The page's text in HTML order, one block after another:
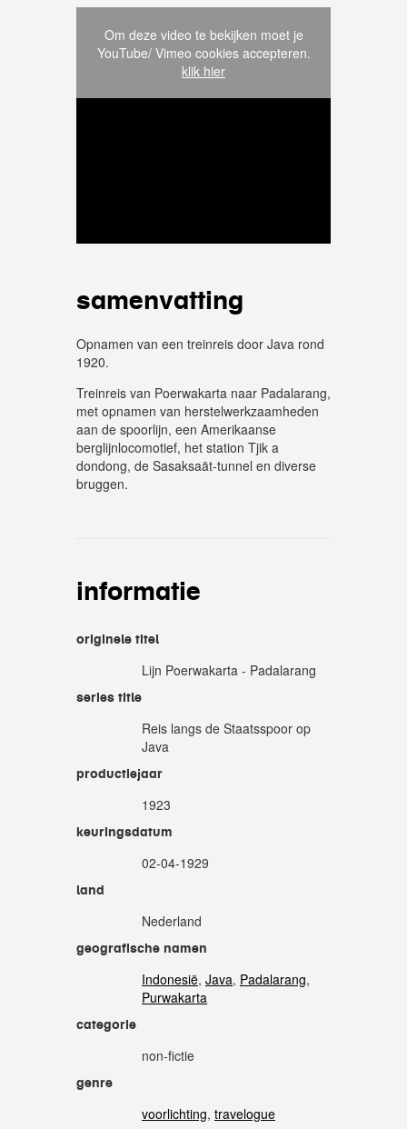
Om deze video te bekijken moet je
YouTube/ Vimeo cookies accepteren.
klik hier
samenvatting
Opnamen van een treinreis door Java rond
1920.
Treinreis van Poerwakarta naar Padalarang,
met opnamen van herstelwerkzaamheden
aan de spoorlijn, een Amerikaanse
berglijnlocomotief, het station Tjik a
dondong, de Sasaksaät-tunnel en diverse
bruggen.
informatie
originele titel
Lijn Poerwakarta - Padalarang
series title
Reis langs de Staatsspoor op
Java
productiejaar
1923
keuringsdatum
02-04-1929
land
Nederland
geografische namen
Indonesië, Java, Padalarang,
Purwakarta
categorie
non-fictie
genre
voorlichting, travelogue